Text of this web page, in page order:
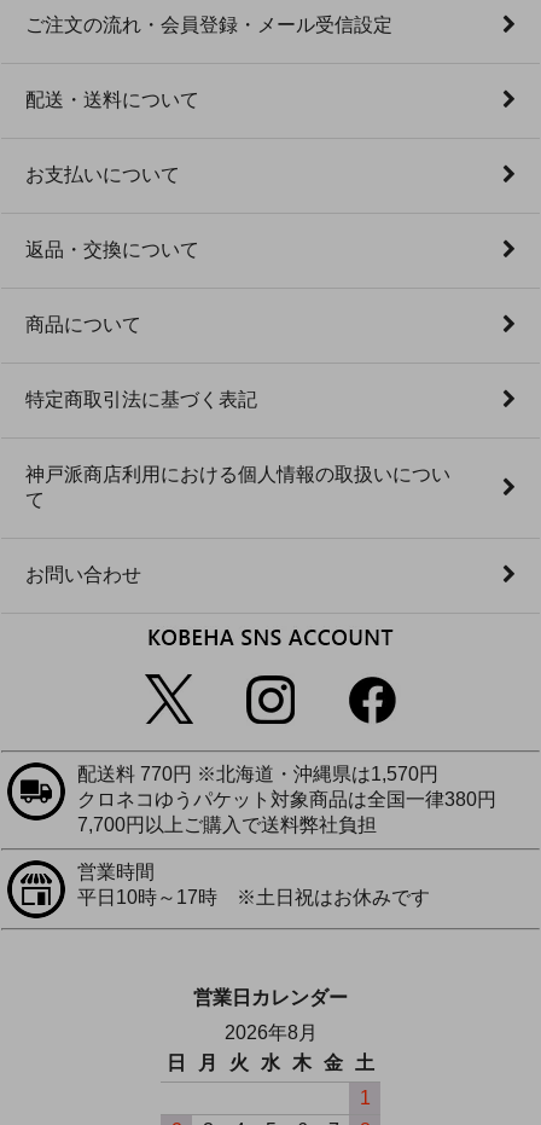
ご注文の流れ・会員登録・メール受信設定
配送・送料について
お支払いについて
返品・交換について
商品について
特定商取引法に基づく表記
神戸派商店利用における個人情報の取扱いについ
て
お問い合わせ
配送料 770円 ※北海道・沖縄県は1,570円
クロネコゆうパケット対象商品は全国一律380円
7,700円以上ご購入で送料弊社負担
営業時間
平日10時～17時 ※土日祝はお休みです
営業日カレンダー
2026年8月
日
月 火 水 木 金
土
1